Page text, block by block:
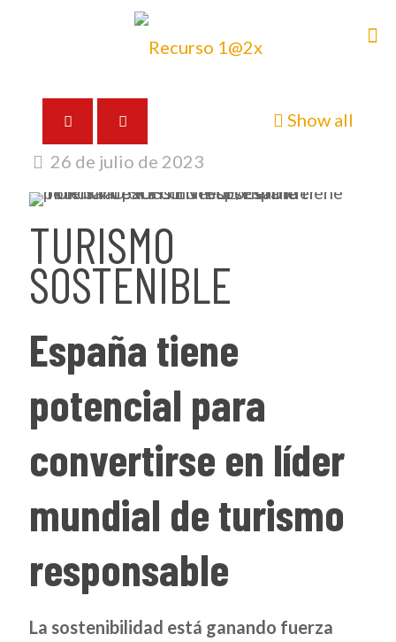
Show all
26 de julio de 2023
TURISMO
SOSTENIBLE
España tiene
potencial para
convertirse en líder
mundial de turismo
responsable
La sostenibilidad está ganando fuerza